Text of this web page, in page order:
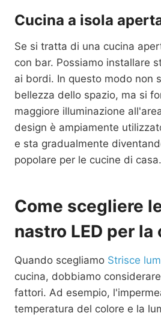
Cucina a isola
Se si tratta di una cucina
con bar. Possiamo installare
ai bordi. In questo modo non
bellezza dello spazio, ma si
maggiore illuminazione
design è ampiamente
e sta gradualmente
popolare per le cucine di casa.
Come scegliere
nastro LED per la
Quando scegliamo Strisce
cucina, dobbiamo
fattori. Ad esempio,
temperatura del colore e la